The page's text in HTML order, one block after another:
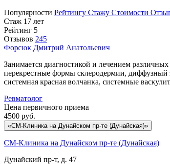
Популярности Рейтингу Стажу Стоимости
Стаж 17 лет
Рейтинг 5
Отзывов 245
Форсюк Дмитрий Анатольевич
Занимается диагностикой и лечением
перекрестные формы склеродермии, диффузный
системная красная волчанка, системные
Ревматолог
Цена первичного приема
4500 руб.
«СМ-Клиника на Дунайском пр-те (Дунайская)»
СМ-Клиника на Дунайском пр-те (Дунайская)
Дунайский пр-т, д. 47